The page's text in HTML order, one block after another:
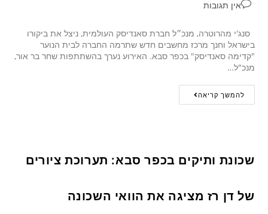
אין תגובות
סנג'י מהרוטרה, מנכ״ל חברת סאנדיסק העולמית, ניצל את ביקורו
בישראל וחנך מרכז מחשבים חדש שתרמה החברה לבית הנוער
"קדימה סאנדיסק" בכפר סבא. האירוע נערך בהשתתפות שחר בר אור,
מנכ"ל…
להמשך קריאה
שכונת ותיקים בכפר סבא: תערוכת ציורים
של דן רז מציגה את הוואי השכונה